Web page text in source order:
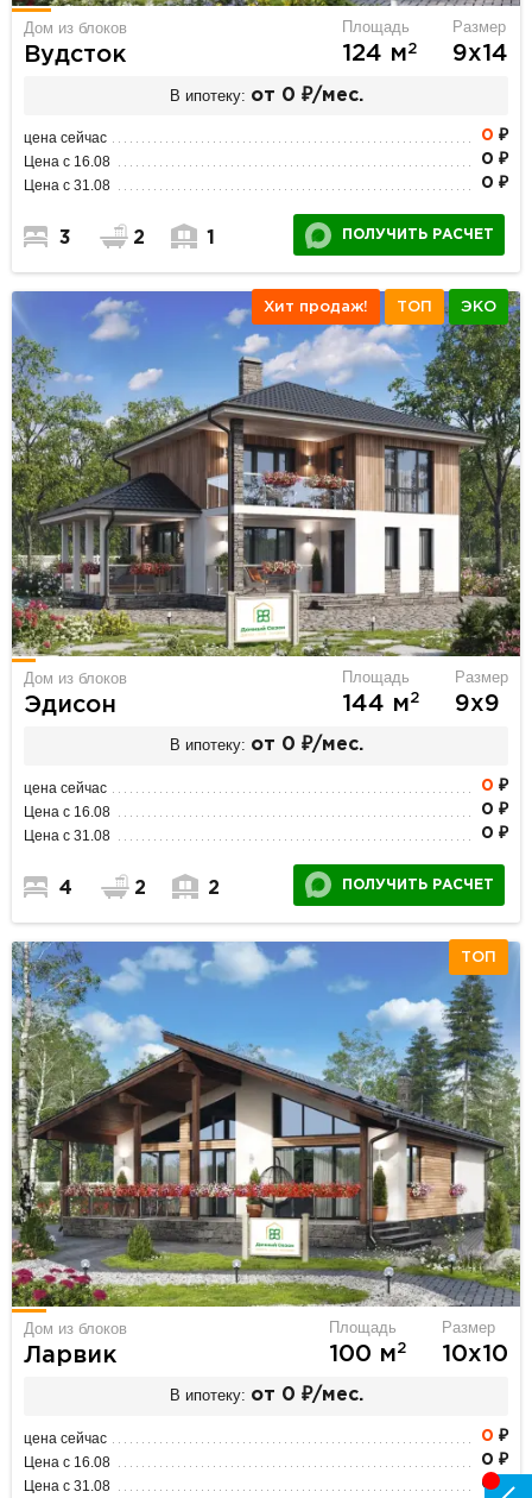
Дом из блоков
Вудсток
Площадь
124 м2
Размер
9х14
В ипотеку: от 0 ₽/мес.
цена сейчас 0 ₽
Цена с 16.08 0 ₽
Цена с 31.08 0 ₽
3 2 1 ПОЛУЧИТЬ РАСЧЕТ
Хит продаж! ТОП ЭКО
Дом из блоков
Эдисон
Площадь
144 м2
Размер
9х9
В ипотеку: от 0 ₽/мес.
цена сейчас 0 ₽
Цена с 16.08 0 ₽
Цена с 31.08 0 ₽
4 2 2 ПОЛУЧИТЬ РАСЧЕТ
ТОП
Дом из блоков
Ларвик
Площадь
100 м2
Размер
10х10
В ипотеку: от 0 ₽/мес.
цена сейчас 0 ₽
Цена с 16.08 0 ₽
Цена с 31.08 0 ₽